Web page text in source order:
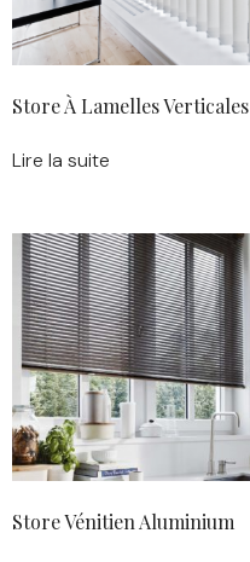
Store À Lamelles Verticales
Lire la suite
Store Vénitien Aluminium